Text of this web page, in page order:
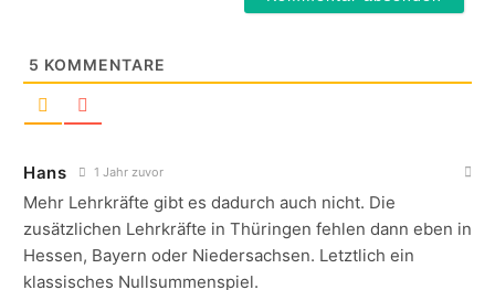
5 KOMMENTARE
Hans 1 Jahr zuvor
Mehr Lehrkräfte gibt es dadurch auch nicht. Die
zusätzlichen Lehrkräfte in Thüringen fehlen dann eben in
Hessen, Bayern oder Niedersachsen. Letztlich ein
klassisches Nullsummenspiel.